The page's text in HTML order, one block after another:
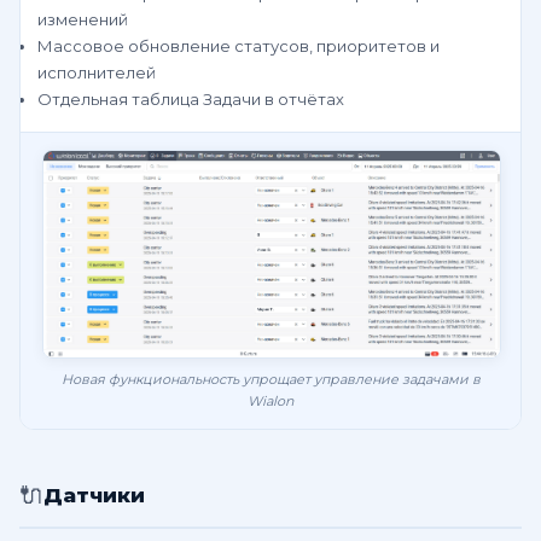
изменений
Массовое обновление статусов, приоритетов и
исполнителей
Отдельная таблица Задачи в отчётах
Новая функциональность упрощает управление задачами в
Wialon
🔌Датчики